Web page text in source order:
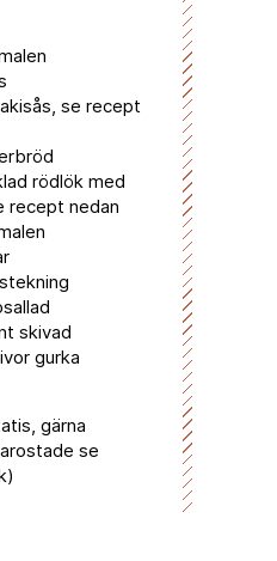
se recept
rödlök med
recept nedan
skivad
gurka
gärna
se